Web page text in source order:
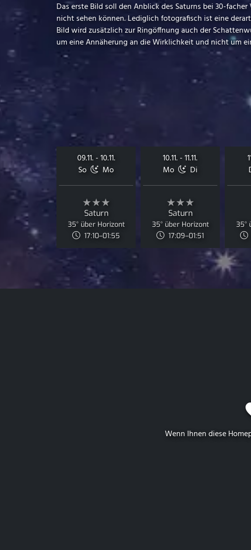
Das erste Bild soll den Anblick des Saturns bei 30-
nicht sehen können. Lediglich fotografisch ist eine
Bild wird zusätzlich zur Ringöffnung auch der
um eine Annäherung an die Wirklichkeit und nicht um
09.11. - 10.11.
So
Mo
★★★
Saturn
35° über Horizont
17:10–01:55
10.11. - 11.11.
Mo
Di
★★★
Saturn
35° über Horizont
17:09–01:51
35°
Wenn Ihnen diese